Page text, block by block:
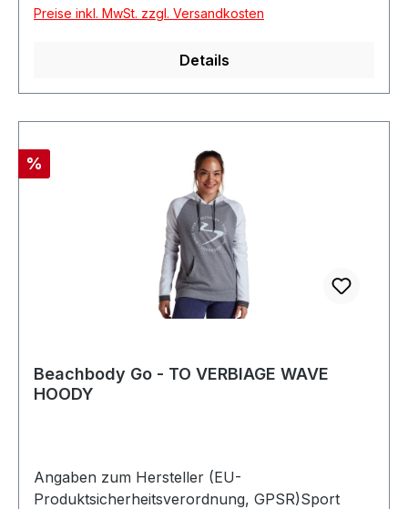
Preise inkl. MwSt. zzgl. Versandkosten
Details
Rabatt
%
Beachbody Go - TO VERBIAGE WAVE
HOODY
Angaben zum Hersteller (EU-
Produktsicherheitsverordnung, GPSR)Sport